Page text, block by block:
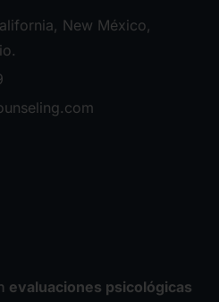
New México,
evaluaciones psicológicas